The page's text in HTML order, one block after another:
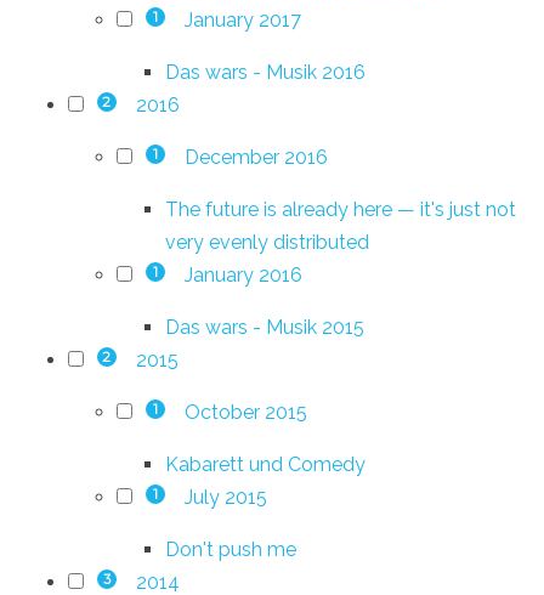
1 January 2017
Das wars - Musik 2016
2 2016
1 December 2016
The future is already here — it's just not
very evenly distributed
1 January 2016
Das wars - Musik 2015
2 2015
1 October 2015
Kabarett und Comedy
1 July 2015
Don't push me
3 2014